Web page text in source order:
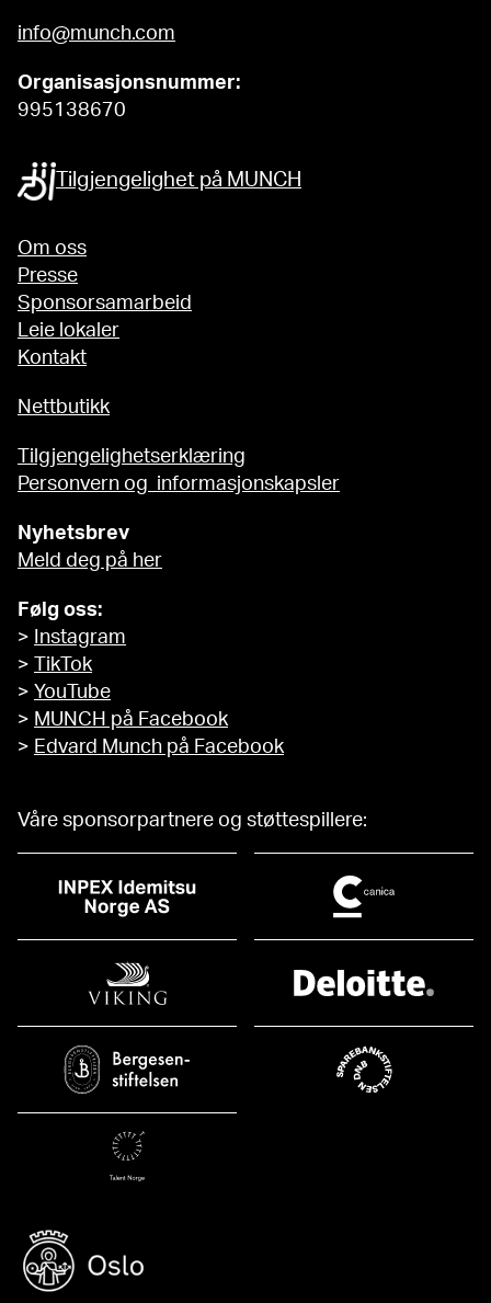
info@munch.com
Organisasjonsnummer:
995138670
Tilgjengelighet på MUNCH
Om oss
Presse
Sponsorsamarbeid
Leie lokaler
Kontakt
Nettbutikk
Tilgjengelighetserklæring
Personvern og informasjonskapsler
Nyhetsbrev
Meld deg på her
Følg oss:
>
Instagram
>
TikTok
> YouTube
> MUNCH på Facebook
> Edvard Munch på Facebook
Våre sponsorpartnere og støttespillere: